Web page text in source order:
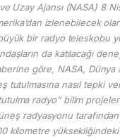
ve Uzay Ajansı (NASA) 8
izlenebilecek
bir radyo teleskobu
da katılacağı
göre, NASA, Dünya
tutulmasına nasıl tepki
radyo” bilim
radyasyonu tarafından
kilometre yüksekliğindeki